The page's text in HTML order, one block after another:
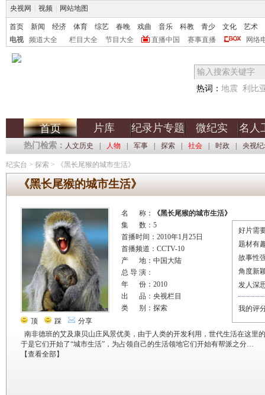
央视网 视频 网站地图
首页 新闻 经济 体育 综艺 春晚 戏曲 音乐 科教 青少 文化
艺术
电视
频道大全 栏目大全 节目大全 直播中国 赛事直播 网络
热词： 地震 利比
首页 片库 纪录片专题 微纪实 名人
热门检索： 人文历史 人物 军事 探索 社会 时政 央视
纪实台 > 探索 > 《黑长尾猴的城市生活》
《黑长尾猴的城市生活》
顶 踩 分享
名 称：
《黑长尾猴的城市生活》
集 数：5
首播时间：2010年1月25日
首播频道：CCTV-10
产 地：中国大陆
总 导 演：
年 份：2010
出 品：央视栏目
类 别：探索
南非德班的艾及康贝山庄风景优美，由于人类的开发利用，世代生活在这里
于是它们开始了“城市生活”，为占领自己的生活领地它们开始有帮派之分…
【查看全部】
好片需
题材有
故事性
角度新
发人深
我的评